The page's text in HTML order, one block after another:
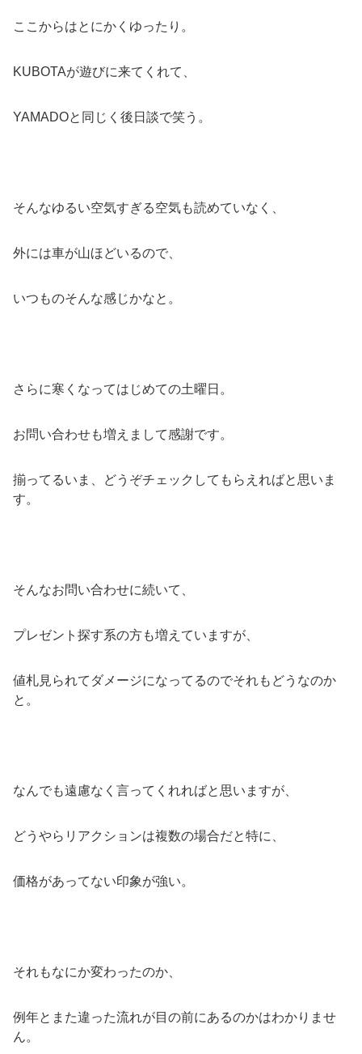
ここからはとにかくゆったり。
KUBOTAが遊びに来てくれて、
YAMADOと同じく後日談で笑う。
そんなゆるい空気すぎる空気も読めていなく、
外には車が山ほどいるので、
いつものそんな感じかなと。
さらに寒くなってはじめての土曜日。
お問い合わせも増えまして感謝です。
揃ってるいま、どうぞチェックしてもらえればと思いま
す。
そんなお問い合わせに続いて、
プレゼント探す系の方も増えていますが、
値札見られてダメージになってるのでそれもどうなのか
と。
なんでも遠慮なく言ってくれればと思いますが、
どうやらリアクションは複数の場合だと特に、
価格があってない印象が強い。
それもなにか変わったのか、
例年とまた違った流れが目の前にあるのかはわかりませ
ん。